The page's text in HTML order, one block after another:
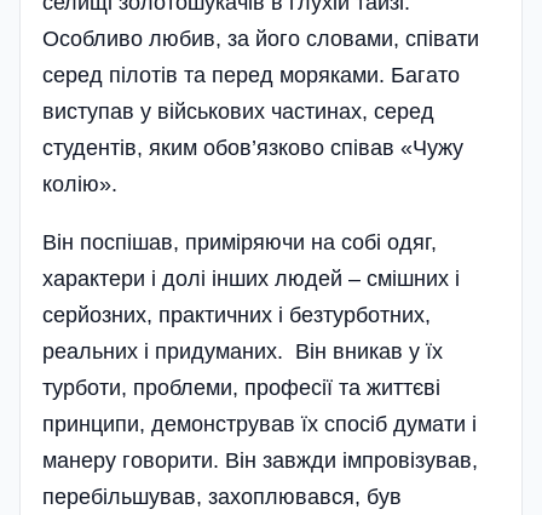
Особливо любив, за його словами, співати
серед пілотів та перед моряками. Багато
виступав у військових частинах, серед
студентів, яким обов’язково співав «Чужу
колію».
Він поспішав, приміряючи на собі одяг,
характери і долі інших людей – смішних і
серйозних, практичних і безтурботних,
реальних і придуманих. Він вникав у їх
турботи, проблеми, професії та життєві
принципи, демонстрував їх спосіб думати і
манеру говорити. Він завжди імпровізував,
перебільшував, захоплювався, був